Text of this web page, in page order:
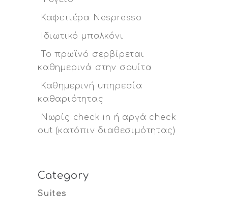
Καφετιέρα Nespresso
Ιδιωτικό μπαλκόνι
Το πρωϊνό σερβίρεται
καθημερινά στην σουίτα
Καθημερινή υπηρεσία
καθαριότητας
Νωρίς check in ή αργά check
out (κατόπιν διαθεσιμότητας)
Category
Suites